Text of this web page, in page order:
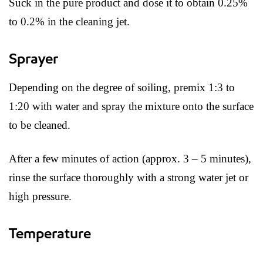
Suck in the pure product and dose it to obtain 0.25%
to 0.2% in the cleaning jet.
Sprayer
Depending on the degree of soiling, premix 1:3 to
1:20 with water and spray the mixture onto the surface
to be cleaned.
After a few minutes of action (approx. 3 – 5 minutes),
rinse the surface thoroughly with a strong water jet or
high pressure.
Temperature